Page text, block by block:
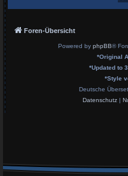
Foren-Übersicht
Powered by phpBB®
*Original
*Updated to
*Style
Deutsche
Datenschutz|